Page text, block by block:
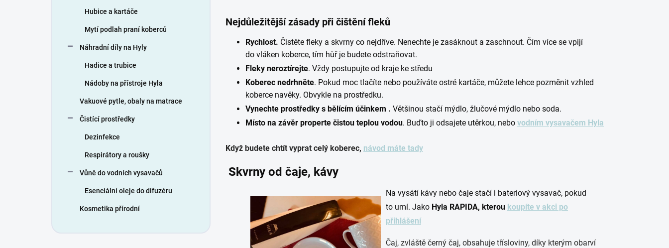
Hubice a kartáče
Mytí podlah praní koberců
Náhradní díly na Hyly
Hadice a trubice
Nádoby na přístroje Hyla
Vakuové pytle, obaly na matrace
Čistící prostředky
Dezinfekce
Respirátory a roušky
Vůně do vodních vysavačů
Esenciální oleje do difuzéru
Kosmetika přírodní
Nejdůležitější zásady při čištění fleků
Rychlost. Čistěte fleky a skvrny co nejdříve. Nenechte je zasáknout a zaschnout. Čím více se vpijí
do vláken koberce, tím hůř je budete odstraňovat.
Fleky neroztírejte. Vždy postupujte od kraje ke středu
Koberec nedrhněte. Pokud moc tlačíte nebo používáte ostré kartáče, můžete lehce pozměnit vzhled
koberce navěky. Obvykle na prostředku.
Vynechte prostředky s bělícím účinkem . Většinou stačí mýdlo, žlučové mýdlo nebo soda.
Místo na závěr properte čistou teplou vodou. Buďto ji odsajete utěrkou, nebo vodním vysavačem Hyla
Když budete chtít vyprat celý koberec, návod máte tady
Skvrny od čaje, kávy
Na vysátí kávy nebo čaje stačí i bateriový vysavač, pokud
to umí. Jako Hyla RAPIDA, kterou koupíte v akci po
přihlášení
Čaj, zvláště černý čaj, obsahuje třísloviny, díky kterým obarví